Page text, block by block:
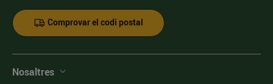
Comprovar el codi postal
Nosaltres